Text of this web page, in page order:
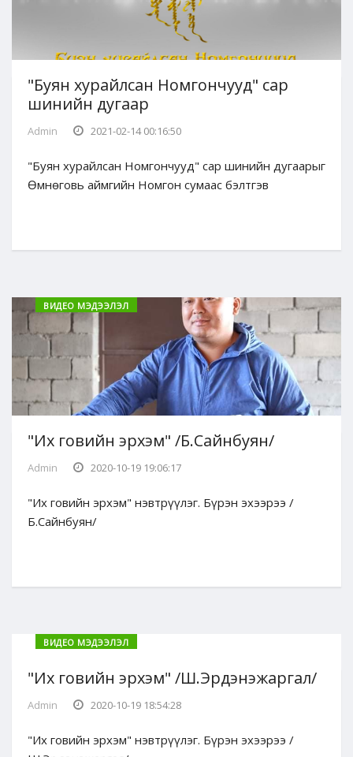
"Буян хурайлсан Номгончууд" сар
шинийн дугаар
Admin 2021-02-14 00:16:50
"Буян хурайлсан Номгончууд" сар шинийн дугаарыг
Өмнөговь аймгийн Номгон сумаас бэлтгэв
ВИДЕО МЭДЭЭЛЭЛ
"Их говийн эрхэм" /Б.Сайнбуян/
Admin 2020-10-19 19:06:17
"Их говийн эрхэм" нэвтрүүлэг. Бүрэн эхээрээ /
Б.Сайнбуян/
ВИДЕО МЭДЭЭЛЭЛ
"Их говийн эрхэм" /Ш.Эрдэнэжаргал/
Admin 2020-10-19 18:54:28
"Их говийн эрхэм" нэвтрүүлэг. Бүрэн эхээрээ /